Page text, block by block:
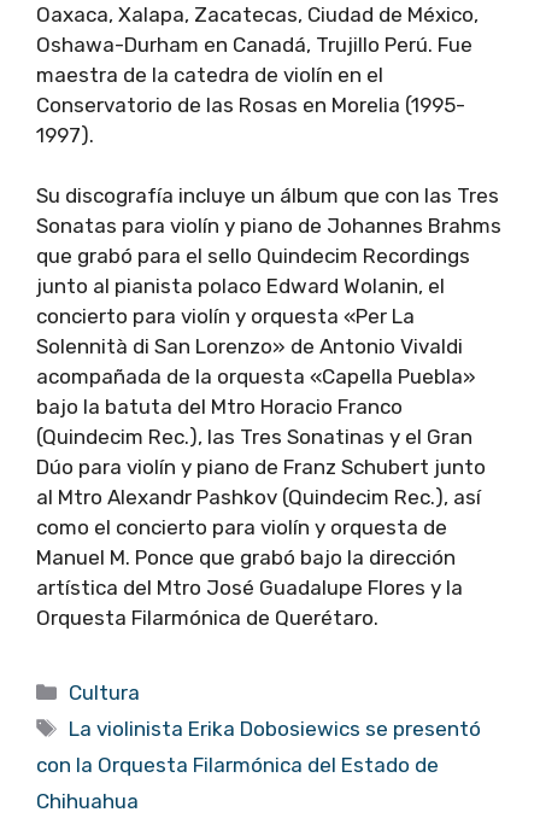
Oaxaca, Xalapa, Zacatecas, Ciudad de México,
Oshawa-Durham en Canadá, Trujillo Perú. Fue
maestra de la catedra de violín en el
Conservatorio de las Rosas en Morelia (1995-
1997).
Su discografía incluye un álbum que con las Tres
Sonatas para violín y piano de Johannes Brahms
que grabó para el sello Quindecim Recordings
junto al pianista polaco Edward Wolanin, el
concierto para violín y orquesta «Per La
Solennità di San Lorenzo» de Antonio Vivaldi
acompañada de la orquesta «Capella Puebla»
bajo la batuta del Mtro Horacio Franco
(Quindecim Rec.), las Tres Sonatinas y el Gran
Dúo para violín y piano de Franz Schubert junto
al Mtro Alexandr Pashkov (Quindecim Rec.), así
como el concierto para violín y orquesta de
Manuel M. Ponce que grabó bajo la dirección
artística del Mtro José Guadalupe Flores y la
Orquesta Filarmónica de Querétaro.
Categorías
Cultura
Etiquetas
La violinista Erika Dobosiewics se presentó
con la Orquesta Filarmónica del Estado de
Chihuahua